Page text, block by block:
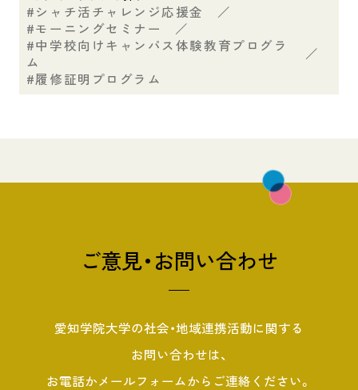
シャチ活チャレンジ応援金
／
モーニングセミナー
／
中学校向けキャンパス体験教育プログラ
ム
／
履修証明プログラム
ご意見・お問い合わせ
愛知学院大学の社会・地域連携活動に関する
お問い合わせは、
お電話かメールフォームからご連絡ください。